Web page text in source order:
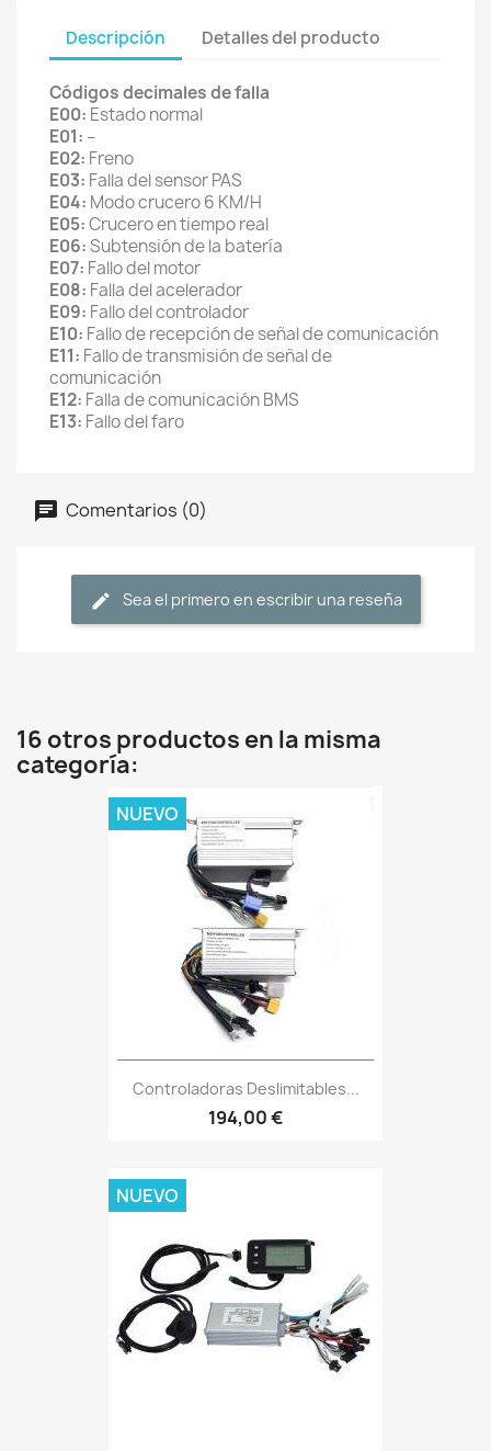
Descripción Detalles del producto
Códigos decimales de falla
E00: Estado normal
E01: –
E02: Freno
E03: Falla del sensor PAS
E04: Modo crucero 6 KM/H
E05:Crucero en tiempo real
E06:Subtensión de la batería
E07: Fallo del motor
E08: Falla del acelerador
E09: Fallo del controlador
E10: Fallo de recepción de señal de comunicación
E11: Fallo de transmisión de señal de
comunicación
E12: Falla de comunicación BMS
E13: Fallo del faro
Comentarios (0)
Sea el primero en escribir una reseña
16 otros productos en la misma
categoría:
Controladoras Deslimitables...
194,00 €
NUEVO
NUEVO